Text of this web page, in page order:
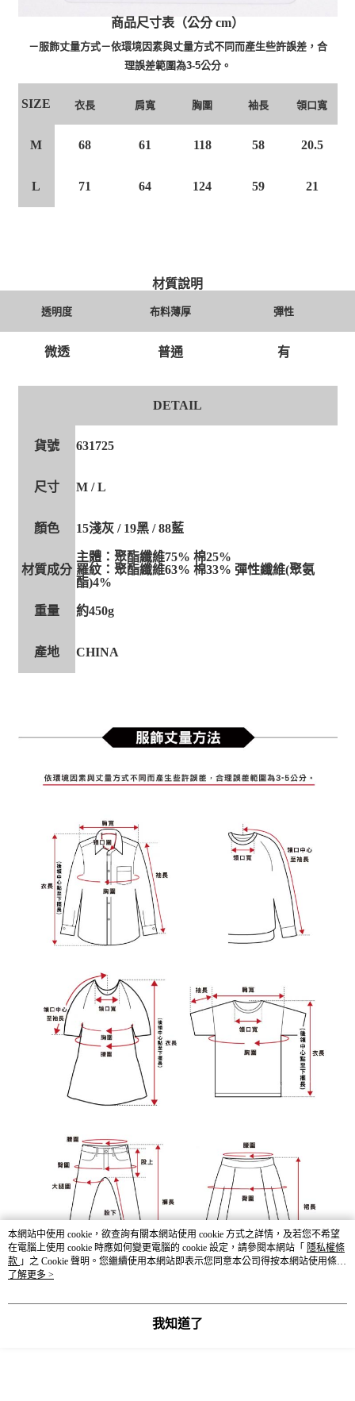
商品尺寸表（公分 cm）
－服飾丈量方式－依環境因素與丈量方式不同而產生些許誤差，合
理誤差範圍為3-5公分。
SIZE 衣長 肩寬 胸圍 袖長 領口寬
M 68 61 118 58 20.5
L 71 64 124 59 21
材質說明
透明度 布料薄厚 彈性
微透 普通 有
DETAIL
貨號 631725
尺寸 M / L
顏色 15淺灰 / 19黑 / 88藍
材質成分
主體：聚酯纖維75% 棉25%
羅紋：聚酯纖維63% 棉33% 彈性纖維(聚氨
酯)4%
重量 約450g
產地 CHINA
本網站中使用 cookie，欲查詢有關本網站使用 cookie 方式之詳情，及若您不希望
在電腦上使用 cookie 時應如何變更電腦的 cookie 設定，請參閱本網站「 隱私權條
款 」之 Cookie 聲明。您繼續使用本網站即表示您同意本公司得按本網站使用條款
之 Cookie 聲明使用 cookie。
了解更多 >
我知道了